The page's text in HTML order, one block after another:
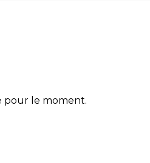
pour le moment.